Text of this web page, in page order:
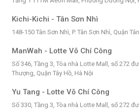
Kichi-Kichi - Tân Sơn Nhì
148-150 Tân Sơn Nhì, P. Tân Sơn Nhì, Quận
ManWah - Lotte Võ Chí Công
Số 346, Tầng 3, Tòa nhà Lotte Mall, số 272
Thượng, Quận Tây Hồ, Hà Nội
Yu Tang - Lotte Võ Chí Công
Số 330, Tầng 3, Tòa nhà Lotte Mall, số 272